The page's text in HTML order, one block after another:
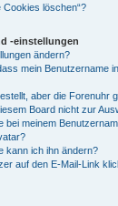
Cookies löschen“?
-einstellungen
ändern?
mein Benutzername
aber die Forenuhr
Board nicht zur
bei meinem
kann ich ihn ändern?
auf den E-Mail-Link